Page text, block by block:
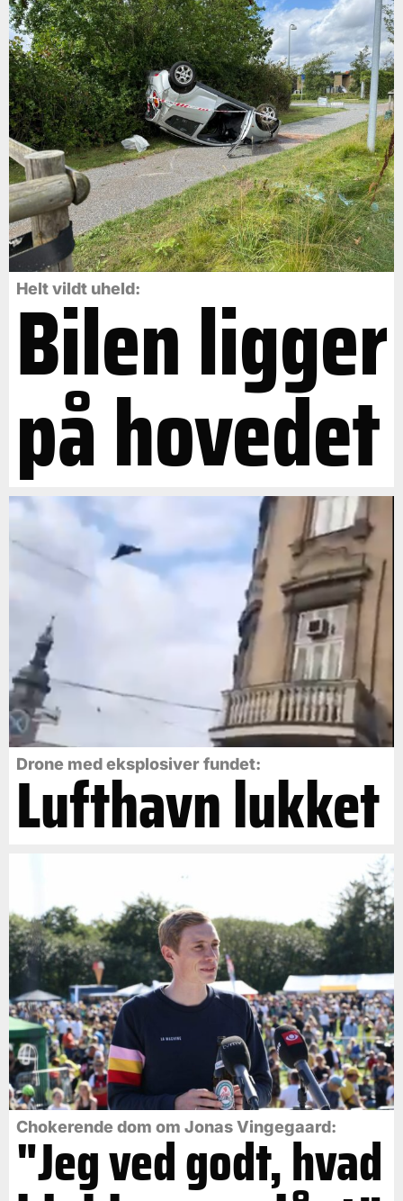
Helt vildt uheld:
Bilen ligger
på hovedet
Drone med eksplosiver fundet:
Lufthavn lukket
Chokerende dom om Jonas Vingegaard:
"Jeg ved godt, hvad